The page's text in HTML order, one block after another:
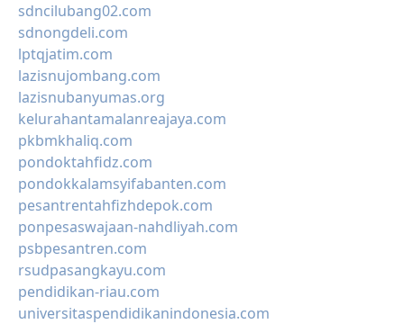
sdncilubang02.com
sdnongdeli.com
lptqjatim.com
lazisnujombang.com
lazisnubanyumas.org
kelurahantamalanreajaya.com
pkbmkhaliq.com
pondoktahfidz.com
pondokkalamsyifabanten.com
pesantrentahfizhdepok.com
ponpesaswajaan-nahdliyah.com
psbpesantren.com
rsudpasangkayu.com
pendidikan-riau.com
universitaspendidikanindonesia.com